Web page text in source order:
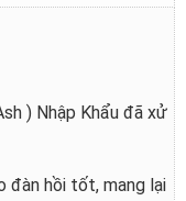
) Nhập Khẩu đã xử
đàn hồi tốt, mang lại